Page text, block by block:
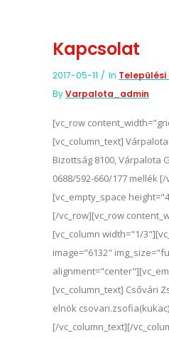
Kapcsolat
2017-05-11 In
ByVarpalota_admin
[vc_row
[vc_column_text]
Bizottság 8100, Várpalota
0688/592-660/177 mellék
[vc_empty_space
[/vc_row][vc_row
[vc_column width="1/
image="6132"
[vc_column_text] Csővári
elnök
[/vc_column_text][/